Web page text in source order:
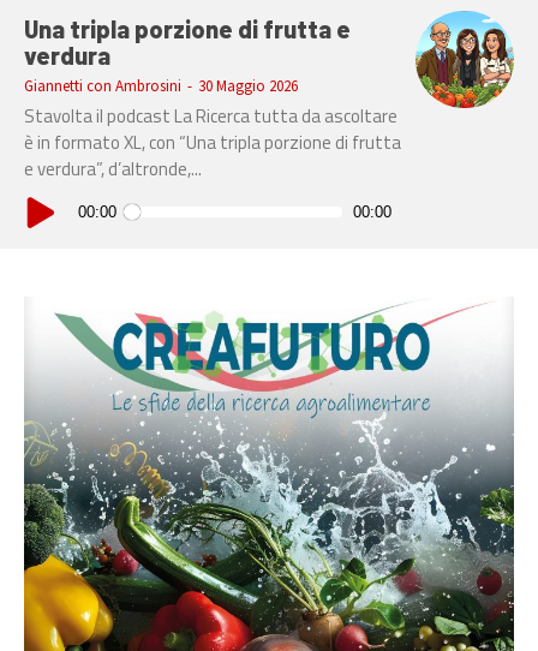
Una tripla porzione di frutta e
verdura
Giannetti con Ambrosini - 30 Maggio 2026
Stavolta il podcast La Ricerca tutta da ascoltare
è in formato XL, con “Una tripla porzione di frutta
e verdura”, d’altronde,...
Audio
Player 00:00 00:00